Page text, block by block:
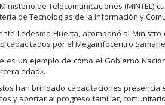
de Telecomunicaciones (MINTEL)
de Tecnologías de la Información y
Ledesma Huerta, acompañó al
por el Megainfocentro
es un ejemplo de cómo el Gobierno
edad».
han brindado capacitaciones
y aportar al progreso familiar,